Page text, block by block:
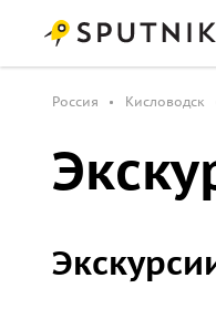
Россия Кисловодск